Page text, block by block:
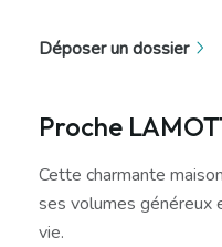
Déposer un dossier
Proche
Cette charmante
ses volumes généreux
vie.